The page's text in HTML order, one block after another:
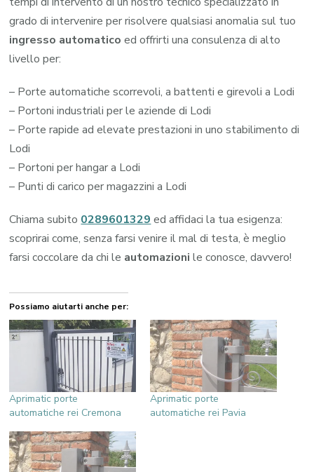
grado di intervenire per risolvere qualsiasi anomalia sul tuo
ingresso automatico ed offrirti una consulenza di alto
livello per:
– Porte automatiche scorrevoli, a battenti e girevoli a Lodi
– Portoni industriali per le aziende di Lodi
– Porte rapide ad elevate prestazioni in uno stabilimento di
Lodi
– Portoni per hangar a Lodi
– Punti di carico per magazzini a Lodi
Chiama subito 0289601329 ed affidaci la tua esigenza:
scoprirai come, senza farsi venire il mal di testa, è meglio
farsi coccolare da chi le automazioni le conosce, davvero!
Possiamo aiutarti anche per:
Aprimatic porte
automatiche rei Cremona
Aprimatic porte
automatiche rei Pavia